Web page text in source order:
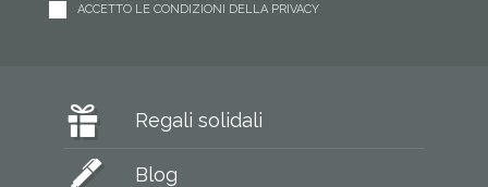
ACCETTO LE CONDIZIONI DELLA PRIVACY
Regali solidali
Blog